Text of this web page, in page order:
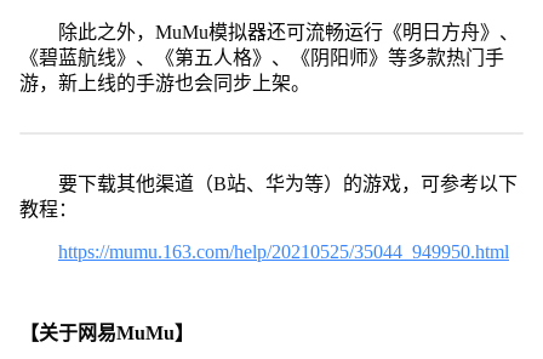
除此之外，MuMu模拟器还可流畅运行《明日方舟》、
《碧蓝航线》、《第五人格》、《阴阳师》等多款热门手
游，新上线的手游也会同步上架。
要下载其他渠道（B站、华为等）的游戏，可参考以下
教程：
https://mumu.163.com/help/20210525/35044_949950.html
【关于网易MuMu】